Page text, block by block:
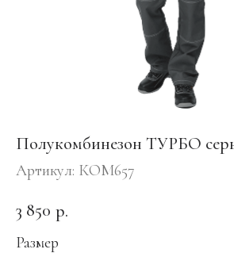
Полукомбинезон ТУРБО
Артикул: КОМ657
3 850 р.
Размер